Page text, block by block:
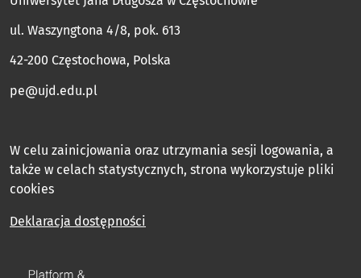
ul. Waszyngtona 4/8, pok. 613
42-200 Częstochowa, Polska
pe@ujd.edu.pl
W celu zainicjowania oraz utrzymania sesji logowania, a
także w celach statystycznych, strona wykorzystuje pliki
cookies
Deklaracja dostępności